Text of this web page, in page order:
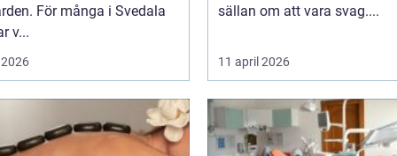
För många i Svedala
v...
sällan om att vara svag....
11 april 2026